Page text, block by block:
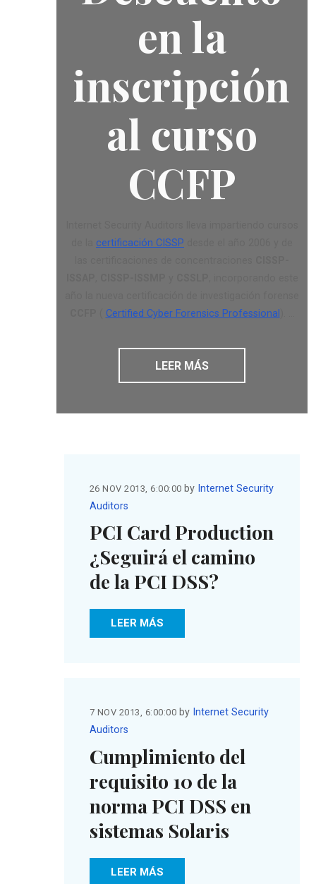
en la
inscripción
al curso
CCFP
certificación CISSP
Certified Cyber Forensics Professional
LEER MÁS
26 NOV 2013, 6:00:00 by Internet Security
Auditors
PCI Card Production
¿Seguirá el camino
de la PCI DSS?
LEER MÁS
7 NOV 2013, 6:00:00 by Internet Security
Auditors
Cumplimiento del
requisito 10 de la
norma PCI DSS en
sistemas Solaris
LEER MÁS